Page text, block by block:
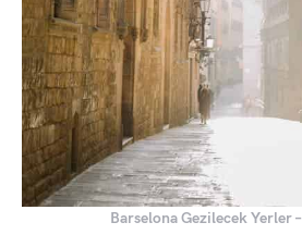
Barselona Gezilecek Yerler –